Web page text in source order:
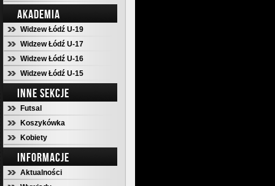
AKADEMIA
Widzew Łódź U-19
Widzew Łódź U-17
Widzew Łódź U-16
Widzew Łódź U-15
INNE SEKCJE
Futsal
Koszykówka
Kobiety
INFORMACJE
Aktualności